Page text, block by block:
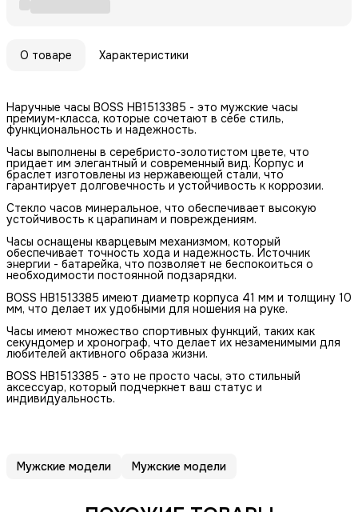
О товаре Характеристики
Наручные часы BOSS HB1513385 - это мужские часы
премиум-класса, которые сочетают в себе стиль,
функциональность и надежность.
Часы выполнены в серебристо-золотистом цвете, что
придает им элегантный и современный вид. Корпус и
браслет изготовлены из нержавеющей стали, что
гарантирует долговечность и устойчивость к коррозии.
Стекло часов минеральное, что обеспечивает высокую
устойчивость к царапинам и повреждениям.
Часы оснащены кварцевым механизмом, который
обеспечивает точность хода и надежность. Источник
энергии - батарейка, что позволяет не беспокоиться о
необходимости постоянной подзарядки.
BOSS HB1513385 имеют диаметр корпуса 41 мм и толщину 10
мм, что делает их удобными для ношения на руке.
Часы имеют множество спортивных функций, таких как
секундомер и хронограф, что делает их незаменимыми для
любителей активного образа жизни.
BOSS HB1513385 - это не просто часы, это стильный
аксессуар, который подчеркнет ваш статус и
индивидуальность.
Мужские модели Мужские модели